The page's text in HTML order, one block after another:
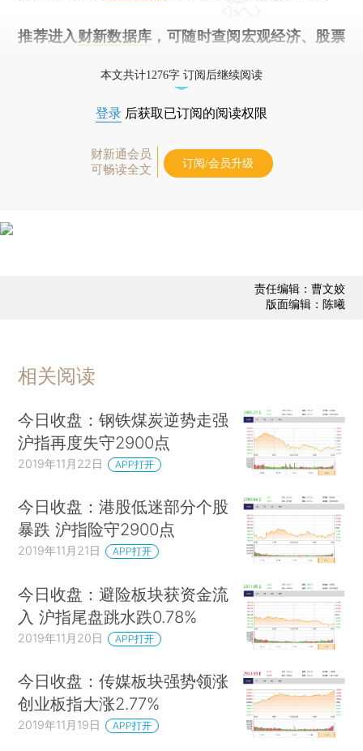
推荐进入 财新数据库 ，可随时查阅宏观经济、股票
本文共计1276字 订阅后继续阅读
登录 后获取已订阅的阅读权限
财新通会员
可畅读全文
订阅/会员升级
责任编辑：曹文姣
版面编辑：陈曦
相关阅读
今日收盘：钢铁煤炭逆势走强
沪指再度失守2900点
2019年11月22日 APP打开
今日收盘：港股低迷部分个股
暴跌 沪指险守2900点
2019年11月21日 APP打开
今日收盘：避险板块获资金流
入 沪指尾盘跳水跌0.78%
2019年11月20日 APP打开
今日收盘：传媒板块强势领涨
创业板指大涨2.77%
2019年11月19日 APP打开